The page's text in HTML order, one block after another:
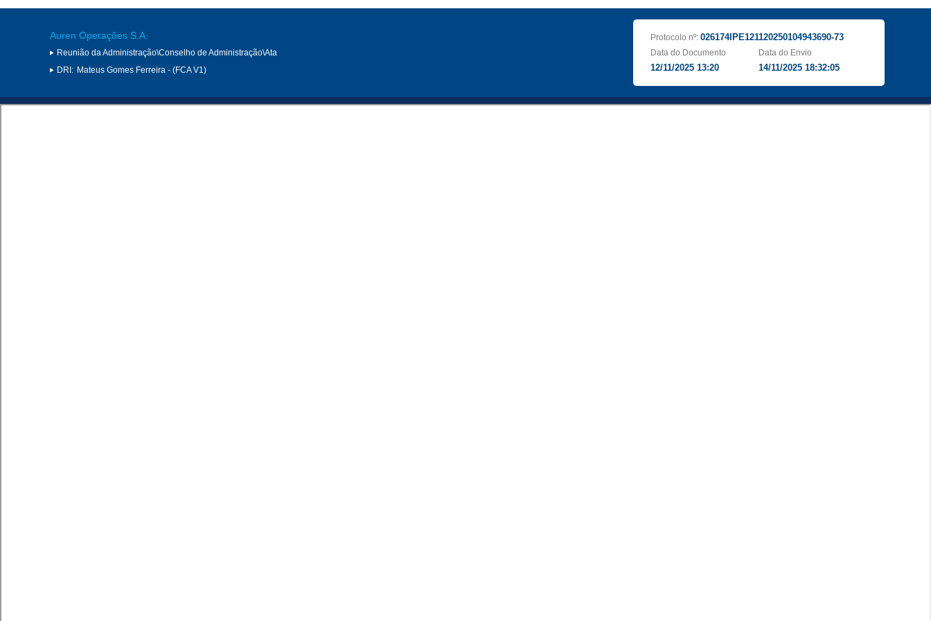
Auren Operações S.A.
Reunião da Administração\Conselho de Administração\Ata
DRI: Mateus Gomes Ferreira - (FCA V1)
Protocolo nº: 026174IPE121120250104943690-73
Data do Documento
12/11/2025 13:20
Data do Envio
14/11/2025 18:32:05